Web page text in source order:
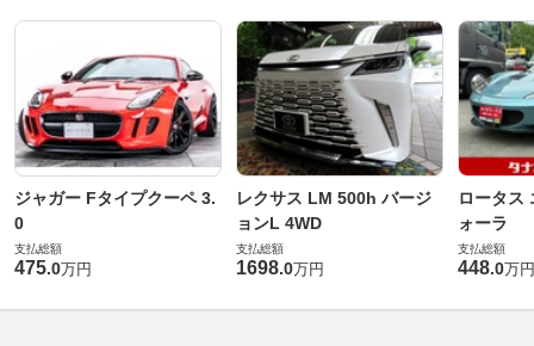
ジャガー Fタイプクーペ 3.
0
支払総額
475.0万円
レクサス LM 500h バージ
ョンL 4WD
支払総額
1698.0万円
ロータス
ォーラ
支払総額
448.0万円